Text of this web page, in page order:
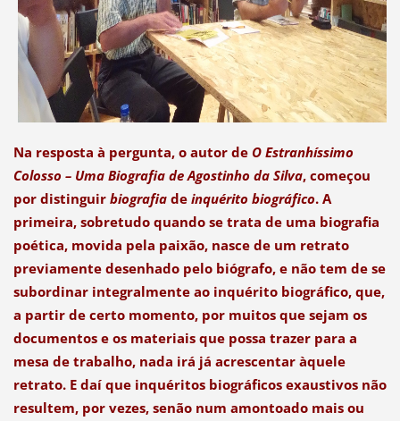
Na resposta à pergunta, o autor de O Estranhíssimo
Colosso – Uma Biografia de Agostinho da Silva, começou
por distinguir biografiade inquérito biográfico. A
primeira, sobretudo quando se trata de uma biografia
poética, movida pela paixão, nasce de um retrato
previamente desenhado pelo biógrafo, e não tem de se
subordinar integralmente ao inquérito biográfico, que,
a partir de certo momento, por muitos que sejam os
documentos e os materiais que possa trazer para a
mesa de trabalho, nada irá já acrescentar àquele
retrato. E daí que inquéritos biográficos exaustivos não
resultem, por vezes, senão num amontoado mais ou